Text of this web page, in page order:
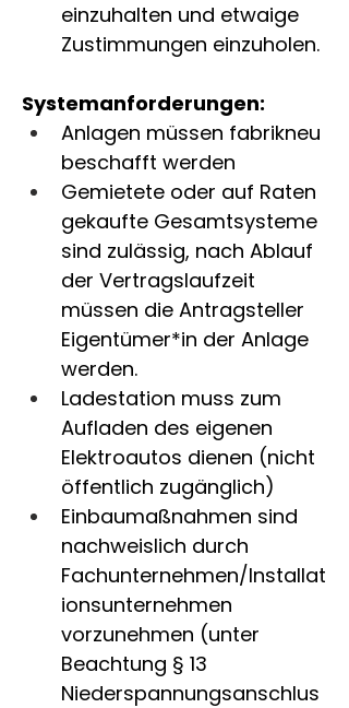
einzuhalten und etwaige
Zustimmungen einzuholen.
Systemanforderungen:
Anlagen müssen fabrikneu
beschafft werden
Gemietete oder auf Raten
gekaufte Gesamtsysteme
sind zulässig, nach Ablauf
der Vertragslaufzeit
müssen die Antragsteller
Eigentümer*in der Anlage
werden.
Ladestation muss zum
Aufladen des eigenen
Elektroautos dienen (nicht
öffentlich zugänglich)
Einbaumaßnahmen sind
nachweislich durch
Fachunternehmen/Installat
ionsunternehmen
vorzunehmen (unter
Beachtung § 13
Niederspannungsanschlus